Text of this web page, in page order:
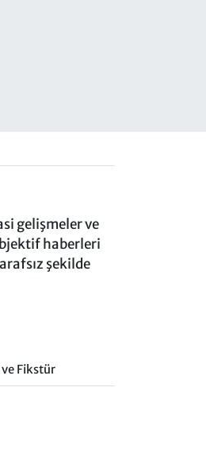
gelişmeler ve
haberleri
şekilde
Fikstür